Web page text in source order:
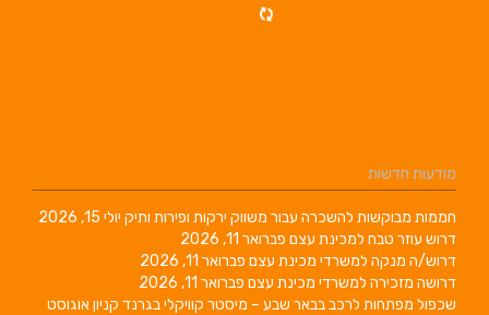
מודעות חדשות
חממות מבוקשות להשכרה עבור משווק ירקות ופירות ותיק יולי 15, 2026
דרוש עוזר טבח למכינת עצם פברואר 11, 2026
דרוש/ה מנקה למשרדי מכינת עצם פברואר 11, 2026
דרושה מזכירה למשרדי מכינת עצם פברואר 11, 2026
שכפול מפתחות לרכב בבאר שבע – מיסטר קוויקלי בגרנד קניוןאוגוסט